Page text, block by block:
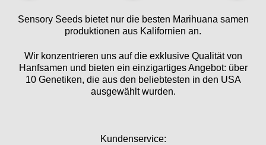
Sensory Seeds bietet nur die besten Marihuana samen
produktionen aus Kalifornien an.
Wir konzentrieren uns auf die exklusive Qualität von
Hanfsamen und bieten ein einzigartiges Angebot: über
10 Genetiken, die aus den beliebtesten in den USA
ausgewählt wurden.
Kundenservice: